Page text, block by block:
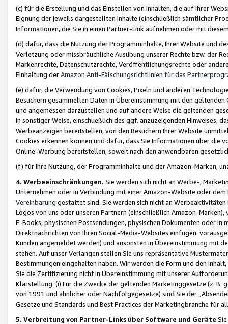
(c) für die Erstellung und das Einstellen von Inhalten, die auf Ihrer
Eignung der jeweils dargestellten Inhalte (einschließlich sämtlicher
Informationen, die Sie in einen Partner-Link aufnehmen oder mit
(d) dafür, dass die Nutzung der Programminhalte, Ihrer Website und
Verletzung oder missbräuchliche Ausübung unserer Rechte bzw. der
Markenrechte, Datenschutzrechte, Veröffentlichungsrechte oder
Einhaltung derAmazon Anti-Fälschungsrichtlinien für das
(e) dafür, die Verwendung von Cookies, Pixeln und anderen
Besuchern gesammelten Daten in Übereinstimmung mit den
und angemessen darzustellen und auf andere Weise die geltenden
in sonstiger Weise, einschließlich des ggf. anzuzeigenden Hinweises,
Werbeanzeigen bereitstellen, von den Besuchern Ihrer Website
Cookies erkennen können und dafür, dass Sie Informationen über die
Online-Werbung bereitstellen, soweit nach den anwendbaren
(f) für Ihre Nutzung, der Programminhalte und der Amazon-Marken,
4. Werbeeinschränkungen. Sie werden sich nicht an Werbe-,
Unternehmen oder in Verbindung mit einer Amazon-Website oder
Vereinbarung gestattet sind. Sie werden sich nicht an
Logos von uns oder unseren Partnern (einschließlich Amazon-
E-Books, physischen Postsendungen, physischen Dokumenten oder in
Direktnachrichten von Ihren Social-Media-Websites einfügen.
Kunden angemeldet werden) und ansonsten in Übereinstimmung mit
stehen. Auf unser Verlangen stellen Sie uns repräsentative
Bestimmungen eingehalten haben. Wir werden die Form und den
Sie die Zertifizierung nicht in Übereinstimmung mit unserer
Klarstellung: (i) Für die Zwecke der geltenden Marketinggesetze (z. B.
von 1991 und ähnlicher oder Nachfolgegesetze) sind Sie der
Gesetze und Standards und Best Practices der Marketingbranche für
5. Verbreitung von Partner-Links über Software und Geräte